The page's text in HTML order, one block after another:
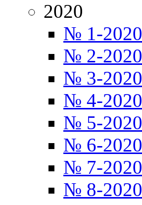
2020
№ 1-2020
№ 2-2020
№ 3-2020
№ 4-2020
№ 5-2020
№ 6-2020
№ 7-2020
№ 8-2020